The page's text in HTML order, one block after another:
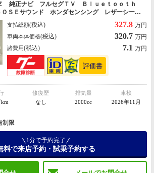
純正ナビ フルセグＴＶ Ｂｌｕｅｔｏｏｔｈ
ＳＥサウンド ホンダセンシング レザーシー
リアゲート ＬＥＤヘッドライト アダプティブ
支払総額(税込) 327.8 万円
車両本体価格(税込) 320.7 万円
諸費用(税込) 7.1 万円
修復歴
なし
排気量
2000cc
車検
2026年11月
制限
1分で予約完了
料で来店予約・試乗予約する